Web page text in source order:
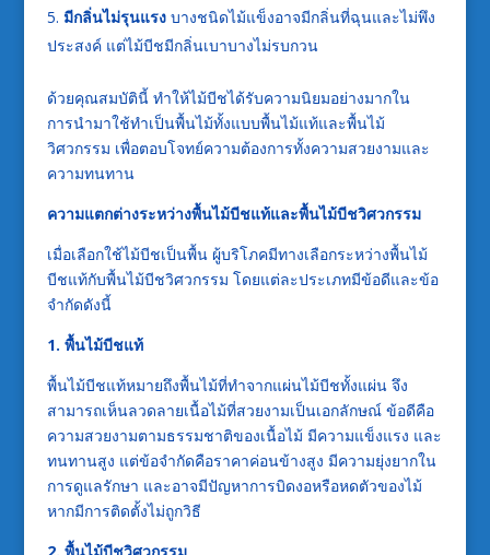
มีกลิ่นไม่รุนแรงบางชนิดไม้แข็งอาจมีกลิ่นที่ฉุนและไม่พึง
ประสงค์ แต่ไม้บีชมีกลิ่นเบาบางไม่รบกวน
ด้วยคุณสมบัตินี้ ทำให้ไม้บีชได้รับความนิยมอย่างมากใน
การนำมาใช้ทำเป็นพื้นไม้ทั้งแบบพื้นไม้แท้และพื้นไม้
วิศวกรรม เพื่อตอบโจทย์ความต้องการทั้งความสวยงามและ
ความทนทาน
ความแตกต่างระหว่างพื้นไม้บีชแท้และพื้นไม้บีชวิศวกรรม
เมื่อเลือกใช้ไม้บีชเป็นพื้น ผู้บริโภคมีทางเลือกระหว่างพื้นไม้
บีชแท้กับพื้นไม้บีชวิศวกรรม โดยแต่ละประเภทมีข้อดีและข้อ
จำกัดดังนี้
1. พื้นไม้บีชแท้
พื้นไม้บีชแท้หมายถึงพื้นไม้ที่ทำจากแผ่นไม้บีชทั้งแผ่น จึง
สามารถเห็นลวดลายเนื้อไม้ที่สวยงามเป็นเอกลักษณ์ ข้อดีคือ
ความสวยงามตามธรรมชาติของเนื้อไม้ มีความแข็งแรง และ
ทนทานสูง แต่ข้อจำกัดคือราคาค่อนข้างสูง มีความยุ่งยากใน
การดูแลรักษา และอาจมีปัญหาการบิดงอหรือหดตัวของไม้
หากมีการติดตั้งไม่ถูกวิธี